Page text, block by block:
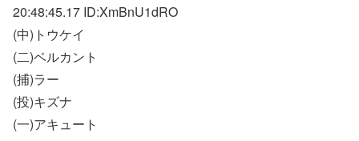
20:48:45.17 ID:XmBnU1dRO
(中)トウケイ
(二)ベルカント
(捕)ラー
(投)キズナ
(一)アキュート